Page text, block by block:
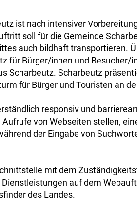
ist nach intensiver
soll für die Gemeinde
auch bildhaft transportieren.
für Bürger/innen und Besucher/
Scharbeutz. Scharbeutz
für Bürger und Touristen an
responsiv und
von Webseiten stellen,
der Eingabe von
mit dem
auf dem
des Landes.